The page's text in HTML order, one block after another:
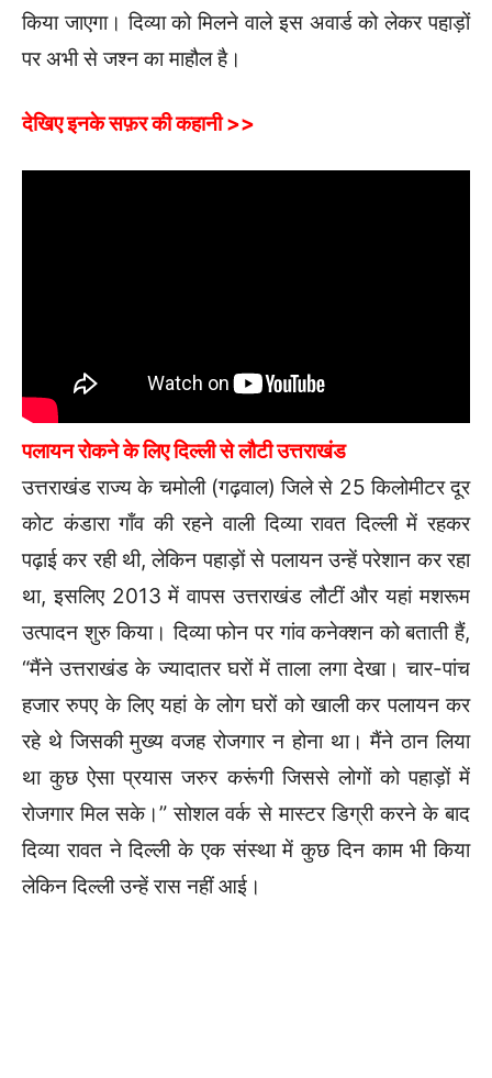
किया जाएगा। दिव्या को मिलने वाले इस अवार्ड को लेकर पहा़ड़ों
पर अभी से जश्न का माहौल है।
देखिए इनके सफ़र की कहानी >>
पलायन रोकने के लिए दिल्ली से लौटी उत्तराखंड
उत्तराखंड राज्य के चमोली (गढ़वाल) जिले से 25 किलोमीटर दूर
कोट कंडारा गाँव की रहने वाली दिव्या रावत दिल्ली में रहकर
पढ़ाई कर रही थी, लेकिन पहाड़ों से पलायन उन्हें परेशान कर रहा
था, इसलिए 2013 में वापस उत्तराखंड लौटीं और यहां मशरूम
उत्पादन शुरु किया। दिव्या फोन पर गांव कनेक्शन को बताती हैं,
“मैंने उत्तराखंड के ज्यादातर घरों में ताला लगा देखा। चार-पांच
हजार रुपए के लिए यहां के लोग घरों को खाली कर पलायन कर
रहे थे जिसकी मुख्य वजह रोजगार न होना था। मैंने ठान लिया
था कुछ ऐसा प्रयास जरुर करूंगी जिससे लोगों को पहाड़ों में
रोजगार मिल सके।” सोशल वर्क से मास्टर डिग्री करने के बाद
दिव्या रावत ने दिल्ली के एक संस्था में कुछ दिन काम भी किया
लेकिन दिल्ली उन्हें रास नहीं आई।